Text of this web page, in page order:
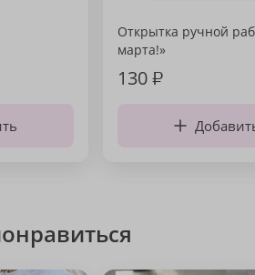
Открытка ручной
марта!»
130₽